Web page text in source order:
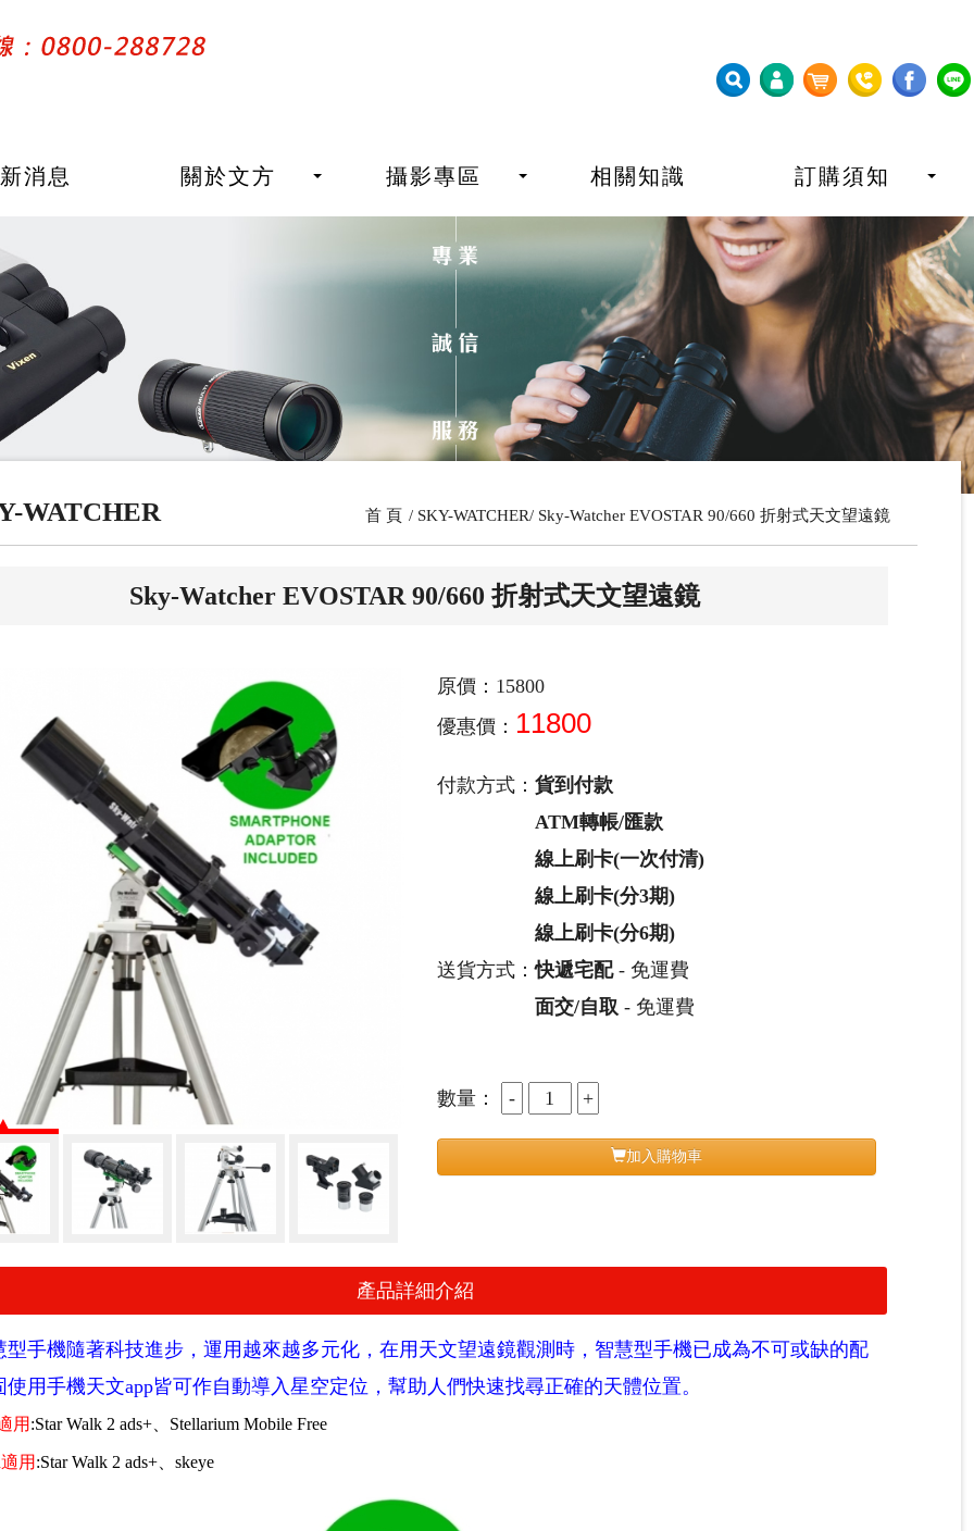
消息 關於文方 攝影專區 相關知識 訂購須知
WATCHER 首 頁 SKY-WATCHER Sky-Watcher EVOSTAR 90/660 折射式天文望遠鏡
Sky-Watcher EVOSTAR 90/660 折射式天文望遠鏡
原價：15800
優惠價： 11800
付款方式： 貨到付款
ATM轉帳/匯款
線上刷卡(一次付清)
線上刷卡(分3期)
線上刷卡(分6期)
送貨方式：快遞宅配- 免運費
面交/自取 - 免運費
數量：
加入購物車
產品詳細介紹
手機隨著科技進步，運用越來越多元化，在用天文望遠鏡觀測時，智慧型手機已成為不可或缺的配
使用手機天文app皆可作自動導入星空定位，幫助人們快速找尋正確的天體位置。
用 :Star Walk 2 ads+、Stellarium Mobile Free
用 :Star Walk 2 ads+、skeye